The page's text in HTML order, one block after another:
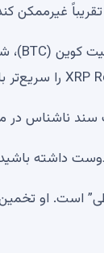
تقریباً
مورد اتریوم که بین
داشته باشید